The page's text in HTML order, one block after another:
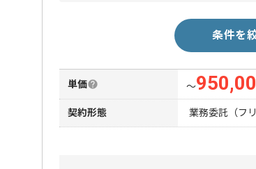
条件を
単価 〜
契約形態 業務委託（フ